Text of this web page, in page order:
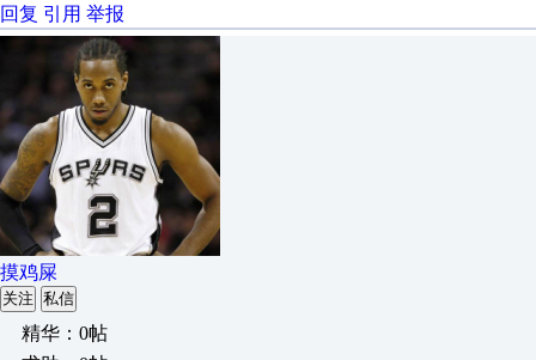
回复 引用 举报
摸鸡屎
关注 私信
精华：0帖